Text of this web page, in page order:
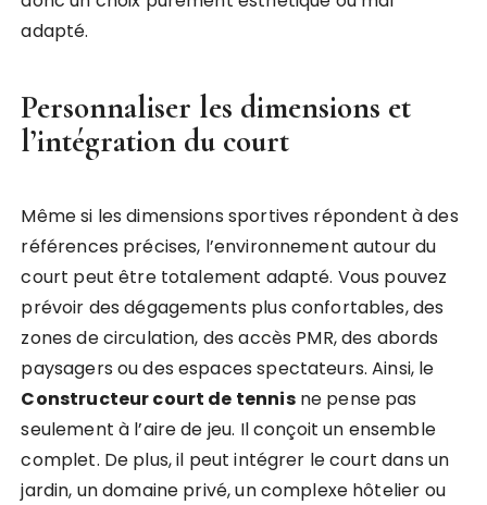
adapté.
Personnaliser les dimensions et
l’intégration du court
Même si les dimensions sportives répondent à des
références précises, l’environnement autour du
court peut être totalement adapté. Vous pouvez
prévoir des dégagements plus confortables, des
zones de circulation, des accès PMR, des abords
paysagers ou des espaces spectateurs. Ainsi, le
Constructeur court de tennisne pense pas
seulement à l’aire de jeu. Il conçoit un ensemble
complet. De plus, il peut intégrer le court dans un
jardin, un domaine privé, un complexe hôtelier ou